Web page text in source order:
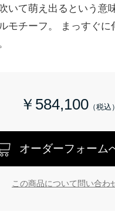
いて萌え出るという意
モチーフ。 まっすぐに
￥584,100
オーダーフォーム
この商品について問い合わ